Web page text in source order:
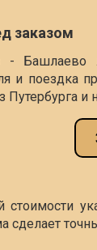
заказом
-
и поездка
Путербурга
стоимости
сделает